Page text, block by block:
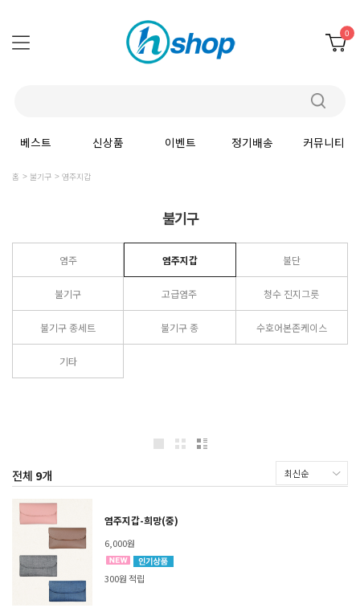
0
베스트 신상품 이벤트 정기배송 커뮤니티
홈 불기구 염주지갑
불기구
염주 염주지갑 불단
불기구 고급염주 청수 진지그릇
불기구 종세트 불기구 종 수호어본존케이스
기타
전체 9개
염주지갑-희망(중)
6,000원
300원 적립